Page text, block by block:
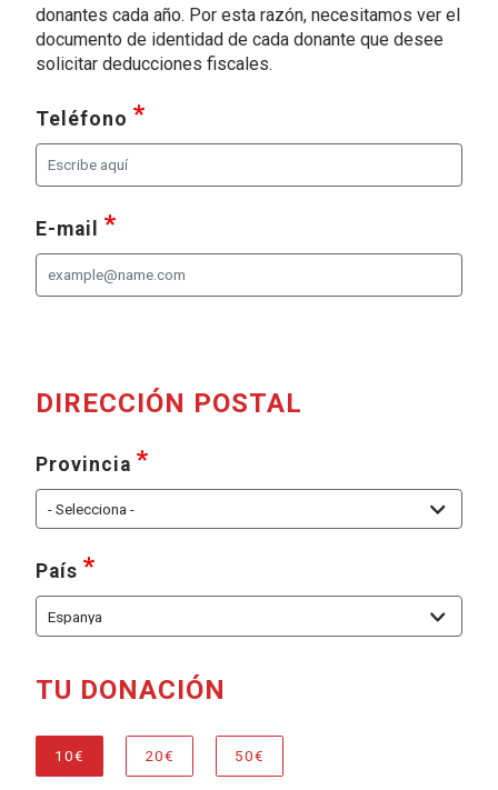
donantes cada año. Por esta razón, necesitamos ver el
documento de identidad de cada donante que desee
solicitar deducciones fiscales.
Teléfono requerido
, seleccione al menos una de las
E-mail requerido
, seleccione al menos una de las
DIRECCIÓN POSTAL
Provincia requerido
, seleccione al menos una de las
País requerido
, seleccione al menos una de las
TU DONACIÓN
DONACIÓN
REQUERIDO
, SELECCIONE AL
10€ 20€ 50€